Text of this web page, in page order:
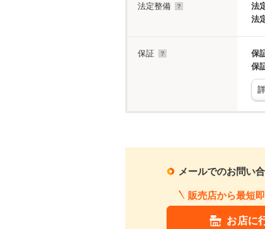
法定整備
法
法
保証
保
保
メールでのお問い
販売店から最短
お店に